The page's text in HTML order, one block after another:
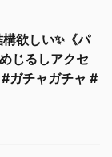
構欲しい✨《パ
じるしアクセ
ガチャガチャ #